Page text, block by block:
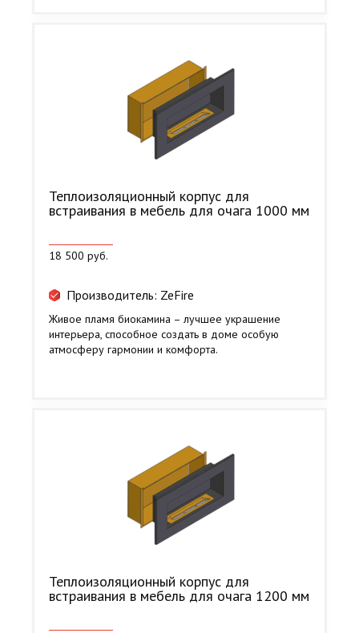
Теплоизоляционный корпус для
встраивания в мебель для очага 1000 мм
18 500 руб.
Производитель: ZeFire
Живое пламя биокамина – лучшее украшение
интерьера, способное создать в доме особую
атмосферу гармонии и комфорта.
Теплоизоляционный корпус для
встраивания в мебель для очага 1200 мм